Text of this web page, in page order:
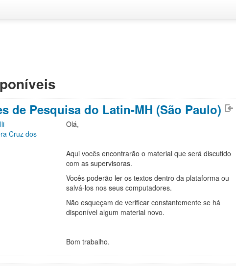
de Pesquisa do Latin-MH (São Paulo)
Olá,
Aqui vocês encontrarão o material que será discutido
com as supervisoras.
Vocês poderão ler os textos dentro da plataforma ou
salvá-los nos seus computadores.
Não esqueçam de verificar constantemente se há
disponível algum material novo.
Bom trabalho.
Cruz dos